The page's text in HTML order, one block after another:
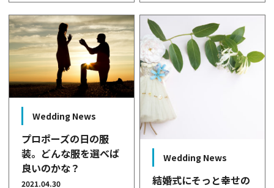
Wedding News
プロポーズの日の服
装。どんな服を選べば
良いのかな？
2021.04.30
Wedding News
結婚式にそっと幸せの